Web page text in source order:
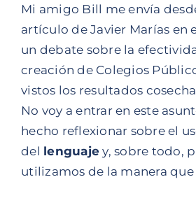
Mi amigo Bill me envía
artículo de Javier Marías en
un debate sobre la
creación de Colegios
vistos los resultados
No voy a entrar en este
hecho reflexionar sobre el
del lenguaje y, sobre todo,
utilizamos de la manera